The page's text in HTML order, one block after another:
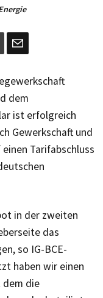
dem
ist erfolgreich
Gewerkschaft und
Tarifabschluss
in der zweiten
das
so IG-BCE-
haben wir einen
die